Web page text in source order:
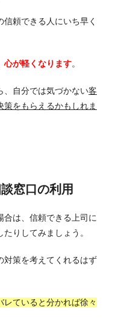
頼できる人にいち早く
心が軽くなります。
、自分では気づかない客
をもらえるかもしれま
窓口の利用
合は、信頼できる上司に
りしてみましょう。
対策を考えてくれるはず
ていると分かれば徐々